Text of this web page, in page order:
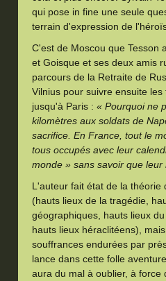
qui pose in fine une seule
terrain d'expression de
C'est de Moscou que Tesson
et Goisque et ses deux amis
parcours de la Retraite de
Vilnius pour suivre ensuite
jusqu'à Paris : « Pourquoi ne
kilomètres aux soldats de
sacrifice. En France, tout le
tous occupés avec leur
monde » sans savoir que
L'auteur fait état de la théorie
(hauts lieux de la tragédie,
géographiques, hauts lieux
hauts lieux héraclitéens),
souffrances endurées par
lance dans cette folle
aura du mal à oublier, à